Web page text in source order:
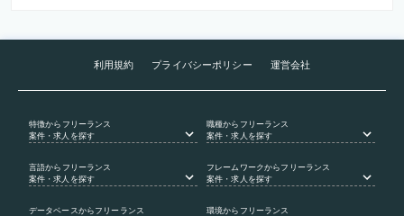
利用規約 プライバシーポリシー 運営会社
特徴からフリーランス
案件・求人を探す
職種からフリーランス
案件・求人を探す
言語からフリーランス
案件・求人を探す
フレームワークからフリーランス
案件・求人を探す
データベース からフリーランス
環境からフリーランス